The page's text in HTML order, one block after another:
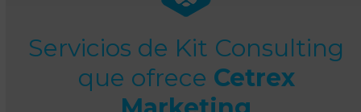
Servicios de Kit Consulting
que ofrece Cetrex